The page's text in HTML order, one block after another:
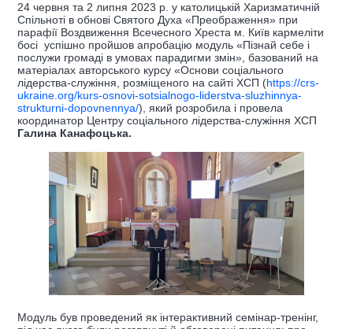
24 червня та 2 липня 2023 р. у католицькій Харизматичній
Спільноті в обнові Святого Духа «Преображення» при
парафії Воздвиження Всечесного Хреста м. Київ кармеліти
босі успішно пройшов апробацію модуль «Пізнай себе і
послужи громаді в умовах парадигми змін», базований на
матеріалах авторського курсу «Основи соціального
лідерства-служіння, розміщеного на сайті ХСП (https://crs-
ukraine.org/kurs-osnovi-sotsialnogo-liderstva-sluzhinnya-
strukturni-dopovnennya/), який розробила і провела
координатор Центру соціального лідерства-служіння ХСП
Галина Канафоцька.
Модуль був проведений як інтерактивний семінар-тренінг,